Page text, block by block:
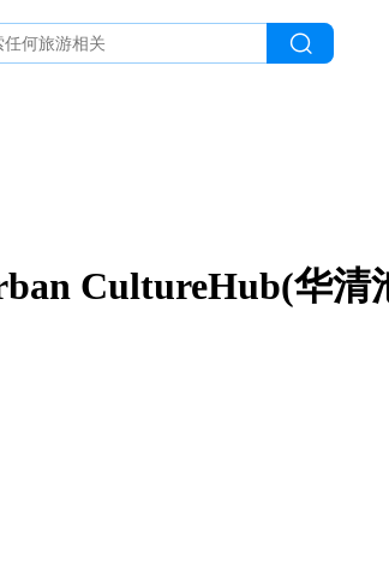
CultureHub(华清